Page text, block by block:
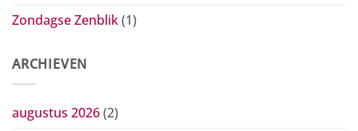
Zondagse Zenblik(1)
ARCHIEVEN
augustus 2026(2)